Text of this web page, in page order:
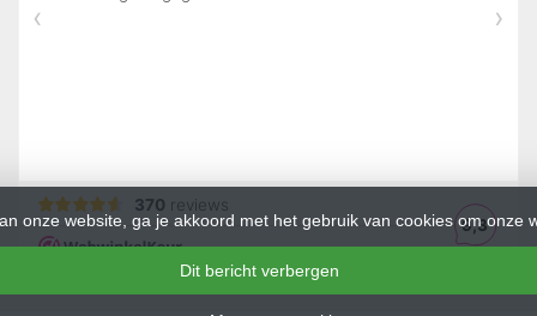
onze website, ga je akkoord met het gebruik van cookies om onze
Dit bericht verbergen